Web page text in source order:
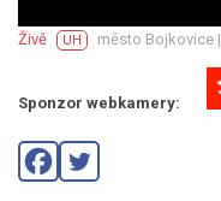
Živě UH město Bojkovice |
Sponzor webkamery: